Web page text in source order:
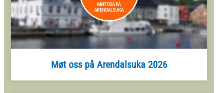
Møt oss på Arendalsuka 2026